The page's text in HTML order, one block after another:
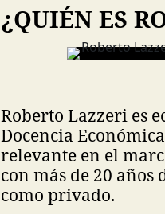
¿QUIÉN ES
Roberto Lazzeri es
Docencia
relevante en el
con más de 20
como privado.